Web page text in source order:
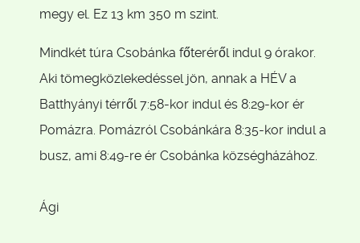
megy el. Ez 13 km 350 m szint.
Mindkét túra Csobánka főteréről indul 9 órakor.
Aki tömegközlekedéssel jön, annak a HÉV a
Batthyányi térről 7:58-kor indul és 8:29-kor ér
Pomázra. Pomázról Csobánkára 8:35-kor indul a
busz, ami 8:49-re ér Csobánka községházához.
Ági